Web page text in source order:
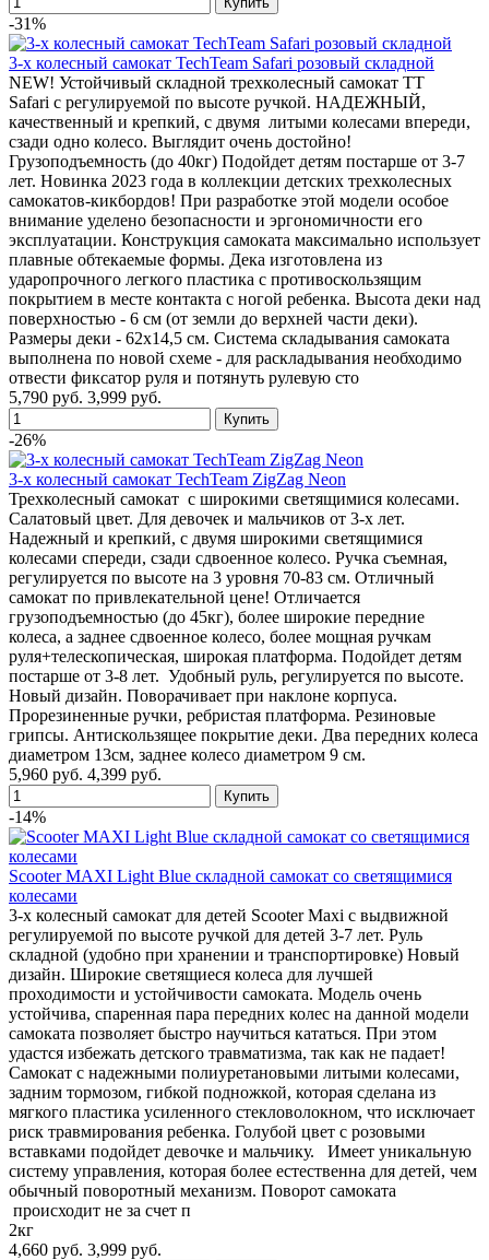
-31%
3-х колесный самокат TechTeam Safari розовый складной
NEW! Устойчивый складной трехколесный самокат TT
Safari с регулируемой по высоте ручкой. НАДЕЖНЫЙ,
качественный и крепкий, с двумя литыми колесами впереди,
сзади одно колесо. Выглядит очень достойно!
Грузоподъемность (до 40кг) Подойдет детям постарше от 3-7
лет. Новинка 2023 года в коллекции детских трехколесных
самокатов-кикбордов! При разработке этой модели особое
внимание уделено безопасности и эргономичности его
эксплуатации. Конструкция самоката максимально использует
плавные обтекаемые формы. Дека изготовлена из
ударопрочного легкого пластика с противоскользящим
покрытием в месте контакта с ногой ребенка. Высота деки над
поверхностью - 6 см (от земли до верхней части деки).
Размеры деки - 62х14,5 см. Система складывания самоката
выполнена по новой схеме - для раскладывания необходимо
отвести фиксатор руля и потянуть рулевую сто
5,790 руб. 3,999 руб.
-26%
3-х колесный самокат TechTeam ZigZag Neon
Трехколесный самокат с широкими светящимися колесами.
Салатовый цвет. Для девочек и мальчиков от 3-х лет.
Надежный и крепкий, с двумя широкими светящимися
колесами спереди, сзади сдвоенное колесо. Ручка съемная,
регулируется по высоте на 3 уровня 70-83 см. Отличный
самокат по привлекательной цене! Отличается
грузоподъемностью (до 45кг), более широкие передние
колеса, а заднее сдвоенное колесо, более мощная ручкам
руля+телескопическая, широкая платформа. Подойдет детям
постарше от 3-8 лет. Удобный руль, регулируется по высоте.
Новый дизайн. Поворачивает при наклоне корпуса.
Прорезиненные ручки, ребристая платформа. Резиновые
грипсы. Антискользящее покрытие деки. Два передних колеса
диаметром 13см, заднее колесо диаметром 9 см.
5,960 руб. 4,399 руб.
-14%
Scooter MAXI Light Blue складной самокат со светящимися
колесами
3-х колесный самокат для детей Scooter Maxi с выдвижной
регулируемой по высоте ручкой для детей 3-7 лет. Руль
складной (удобно при хранении и транспортировке) Новый
дизайн. Широкие светящиеся колеса для лучшей
проходимости и устойчивости самоката. Модель очень
устойчива, спаренная пара передних колес на данной модели
самоката позволяет быстро научиться кататься. При этом
удастся избежать детского травматизма, так как не падает!
Самокат с надежными полиуретановыми литыми колесами,
задним тормозом, гибкой подножкой, которая сделана из
мягкого пластика усиленного стекловолокном, что исключает
риск травмирования ребенка. Голубой цвет с розовыми
вставками подойдет девочке и мальчику. Имеет уникальную
систему управления, которая более естественна для детей, чем
обычный поворотный механизм. Поворот самоката
происходит не за счет п
2кг
4,660 руб. 3,999 руб.